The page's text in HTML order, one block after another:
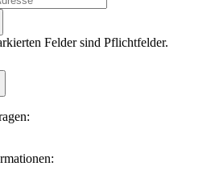
Felder sind Pflichtfelder.